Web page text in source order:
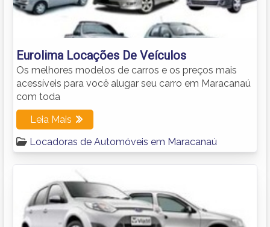
Eurolima Locações De Veículos
Os melhores modelos de carros e os preços mais
acessíveis para você alugar seu carro em Maracanaú
com toda
Leia Mais
Locadoras de Automóveis em Maracanaú